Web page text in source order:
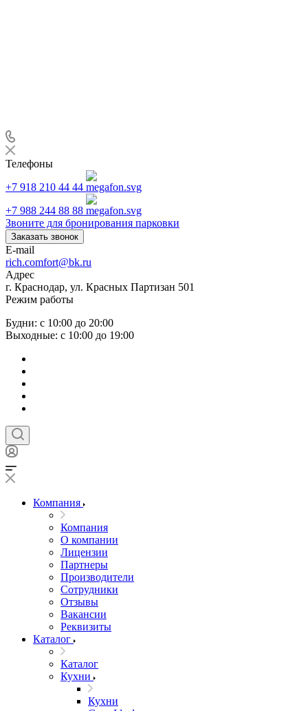
Телефоны
+7 918 210 44 44
+7 988 244 88 88
Звоните для бронирования парковки
Заказать звонок
E-mail
rich.comfort@bk.ru
Адрес
г. Краснодар, ул. Красных Партизан 501
Режим работы
Будни: с 10:00 до 20:00
Выходные: с 10:00 до 19:00
Компания
Компания
О компании
Лицензии
Партнеры
Производители
Сотрудники
Отзывы
Вакансии
Реквизиты
Каталог
Каталог
Кухни
Кухни